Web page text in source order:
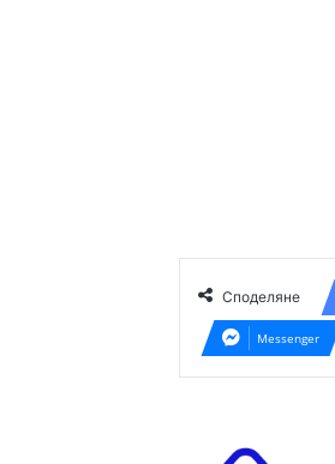
Споделяне
Messenger